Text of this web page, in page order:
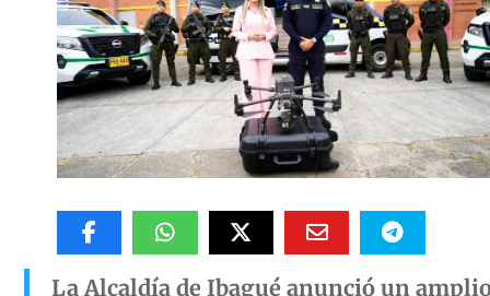
La Alcaldía de Ibagué anunció un